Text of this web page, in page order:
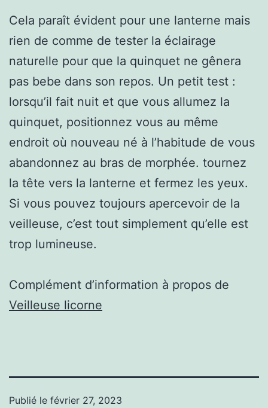
Cela paraît évident pour une lanterne mais
rien de comme de tester la éclairage
naturelle pour que la quinquet ne gênera
pas bebe dans son repos. Un petit test :
lorsqu’il fait nuit et que vous allumez la
quinquet, positionnez vous au même
endroit où nouveau né à l’habitude de vous
abandonnez au bras de morphée. tournez
la tête vers la lanterne et fermez les yeux.
Si vous pouvez toujours apercevoir de la
veilleuse, c’est tout simplement qu’elle est
trop lumineuse.
Complément d’information à propos de
Veilleuse licorne
Publié le février 27, 2023